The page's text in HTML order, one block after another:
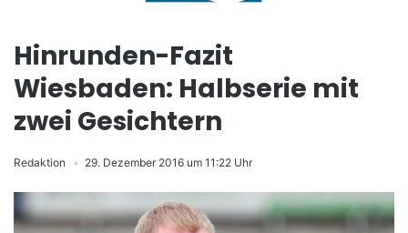
Hinrunden-Fazit
Wiesbaden: Halbserie mit
zwei Gesichtern
Redaktion 29. Dezember 2016 um 11:22 Uhr